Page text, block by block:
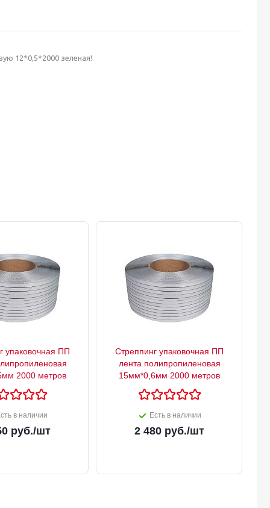
12*0,5*2000 зеленая!
упаковочная ПП
2000 метров
в наличии
руб./шт
Стреппинг упаковочная ПП
лента полипропиленовая
15мм*0,6мм 2000 метров
Есть в наличии
2 480 руб./шт